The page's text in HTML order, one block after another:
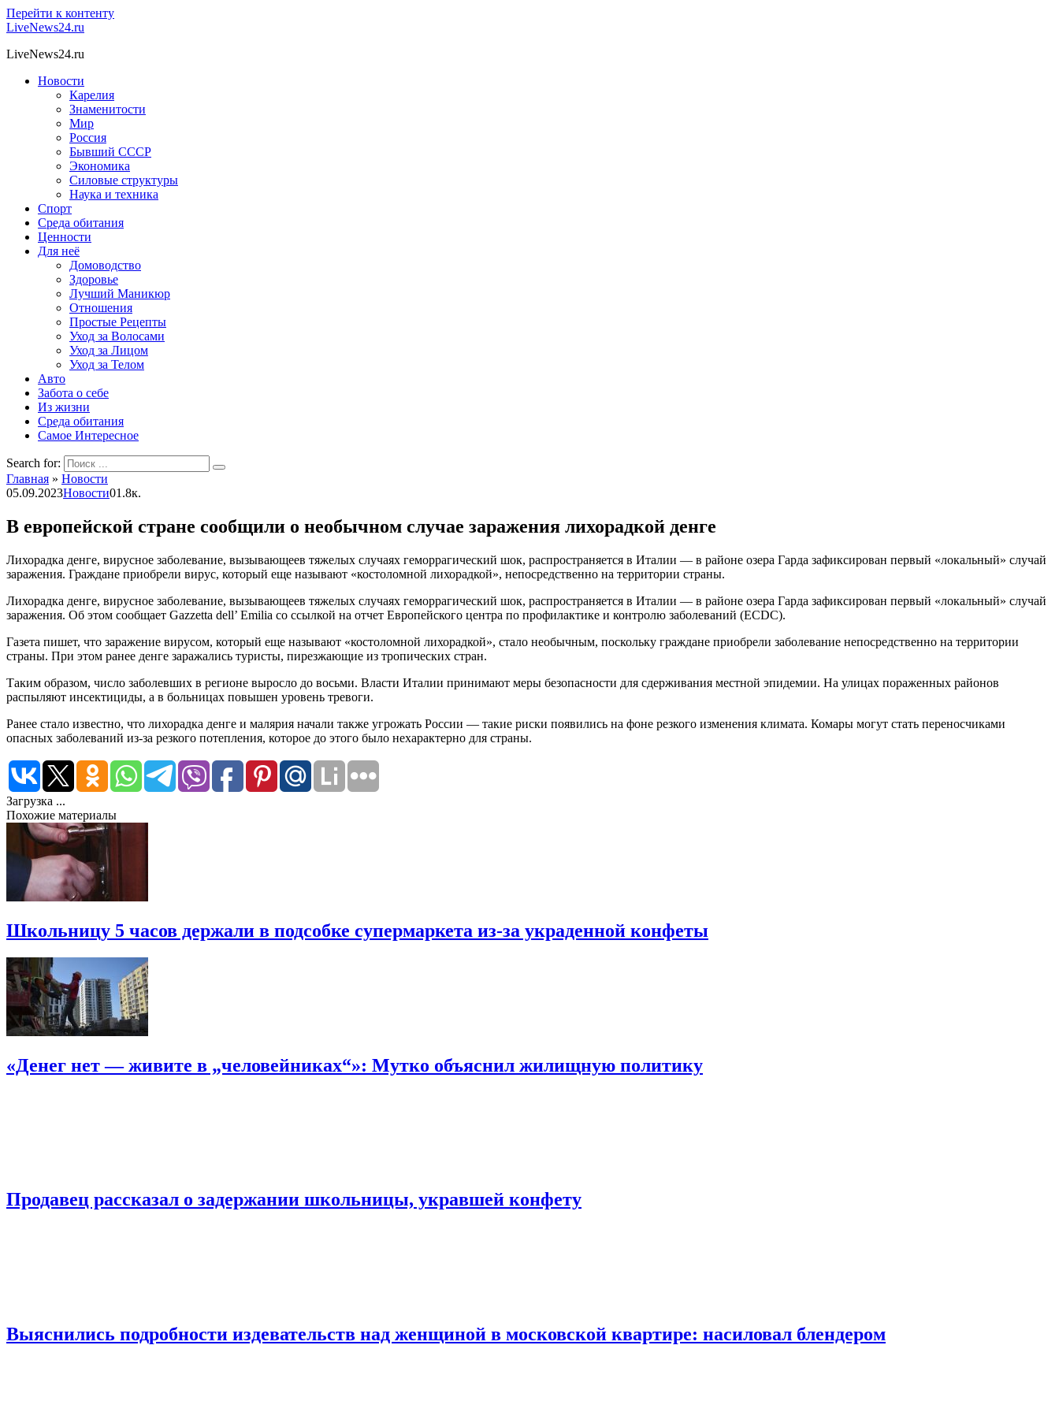
Перейти к контенту
LiveNews24.ru
LiveNews24.ru
Новости
Карелия
Знаменитости
Мир
Россия
Бывший СССР
Экономика
Силовые структуры
Наука и техника
Спорт
Среда обитания
Ценности
Для неё
Домоводство
Здоровье
Лучший Маникюр
Отношения
Простые Рецепты
Уход за Волосами
Уход за Лицом
Уход за Телом
Авто
Забота о себе
Из жизни
Среда обитания
Самое Интересное
Search for:
Главная » Новости
05.09.2023Новости01.8к.
В европейской стране сообщили о необычном случае заражения лихорадкой денге
Лихорадка денге, вирусное заболевание, вызывающеев тяжелых случаях геморрагический шок, распространяется в Италии — в районе озера Гарда зафиксирован первый «локальный» случай
заражения. Граждане приобрели вирус, который еще называют «костоломной лихорадкой», непосредственно на территории страны.
Лихорадка денге, вирусное заболевание, вызывающеев тяжелых случаях геморрагический шок, распространяется в Италии — в районе озера Гарда зафиксирован первый «локальный» случай
заражения. Об этом сообщает Gazzetta dell’ Emilia со ссылкой на отчет Европейского центра по профилактике и контролю заболеваний (ECDC).
Газета пишет, что заражение вирусом, который еще называют «костоломной лихорадкой», стало необычным, поскольку граждане приобрели заболевание непосредственно на территории
страны. При этом ранее денге заражались туристы, пирезжающие из тропических стран.
Таким образом, число заболевших в регионе выросло до восьми. Власти Италии принимают меры безопасности для сдерживания местной эпидемии. На улицах пораженных районов
распыляют инсектициды, а в больницах повышен уровень тревоги.
Ранее стало известно, что лихорадка денге и малярия начали также угрожать России — такие риски появились на фоне резкого изменения климата. Комары могут стать переносчиками
опасных заболеваний из-за резкого потепления, которое до этого было нехарактерно для страны.
Загрузка ...
Похожие материалы
Школьницу 5 часов держали в подсобке супермаркета из-за украденной конфеты
«Денег нет — живите в „человейниках“»: Мутко объяснил жилищную политику
Продавец рассказал о задержании школьницы, укравшей конфету
Выяснились подробности издевательств над женщиной в московской квартире: насиловал блендером